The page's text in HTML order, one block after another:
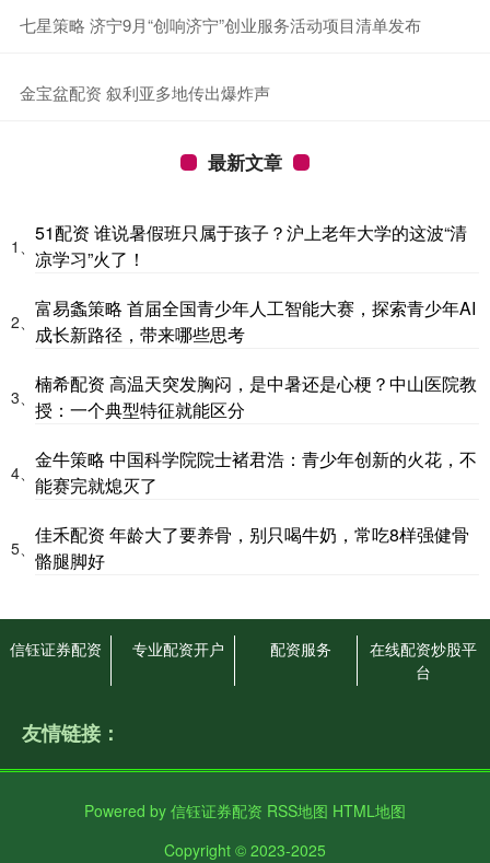
​七星策略 济宁9月“创响济宁”创业服务活动项目清单发布
​金宝盆配资 叙利亚多地传出爆炸声
最新文章
1、
51配资 谁说暑假班只属于孩子？沪上老年大学的这波“清
凉学习”火了！
2、
富易螽策略 首届全国青少年人工智能大赛，探索青少年AI
成长新路径，带来哪些思考
3、
楠希配资 高温天突发胸闷，是中暑还是心梗？中山医院教
授：一个典型特征就能区分
4、
金牛策略 中国科学院院士褚君浩：青少年创新的火花，不
能赛完就熄灭了
5、
佳禾配资 年龄大了要养骨，别只喝牛奶，常吃8样强健骨
骼腿脚好
信钰证券配资 专业配资开户 配资服务
在线配资炒股平
台
友情链接：
Powered by 信钰证券配资 RSS地图 HTML地图
Copyright © 2023-2025